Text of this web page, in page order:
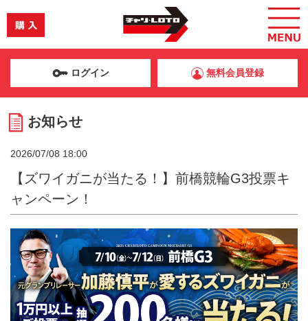
ログイン 無料会員登録
お知らせ
2026/07/08 18:00
【ズワイガニが当たる！】前橋競輪G3投票キ
ャンペーン！